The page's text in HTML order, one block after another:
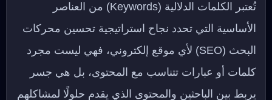
تُعتبر الكلمات الدلالية (Keywords) من العناصر
الأساسية التي تحدد نجاح استراتيجية تحسين محركات
البحث (SEO) لأي موقع إلكتروني، فهي ليست مجرد
كلمات أو عبارات تتناسب مع المحتوى، بل هي جسر
يربط بين الباحثين والمحتوى الذي يقدم حلولًا لمشاكلهم